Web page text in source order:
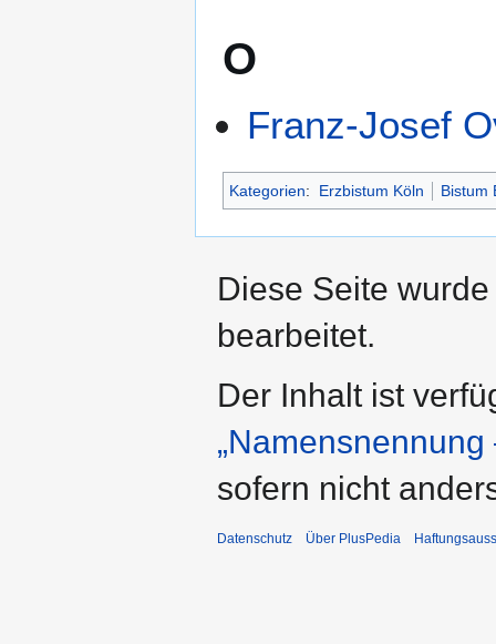
O
Franz-Josef
Kategorien: Erzbistum Köln Bistum
Diese Seite
bearbeitet.
Der Inhalt ist
sofern nicht
Datenschutz Über PlusPedia